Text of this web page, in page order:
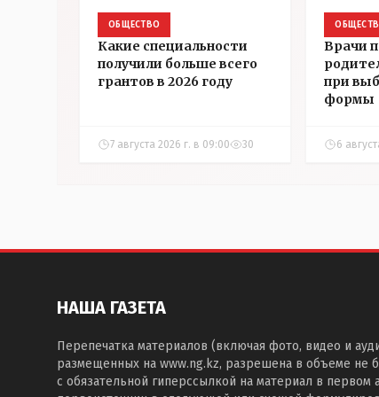
ОБЩЕСТВО
Какие специальности
получили больше всего
грантов в 2026 году
7 августа 2026 г. в 09:00 30
Врачи
при
формы
6
НАША ГАЗЕТА
Перепечатка материалов (включая фото, видео и
размещенных на www.ng.kz, разрешена в объеме не
с обязательной гиперссылкой на материал в первом